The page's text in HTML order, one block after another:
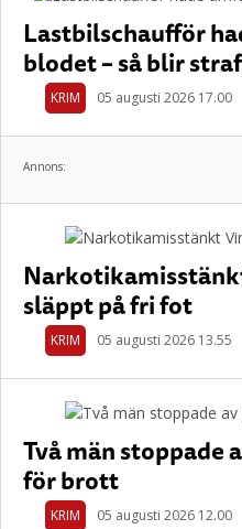
Lastbilschaufför
blodet – så blir
KRIM 05 augusti 2026 17.00
Annons:
släppt på fri fot
KRIM 05 augusti 2026 13.55
Två män stoppade
för brott
KRIM 05 augusti 2026 12.00